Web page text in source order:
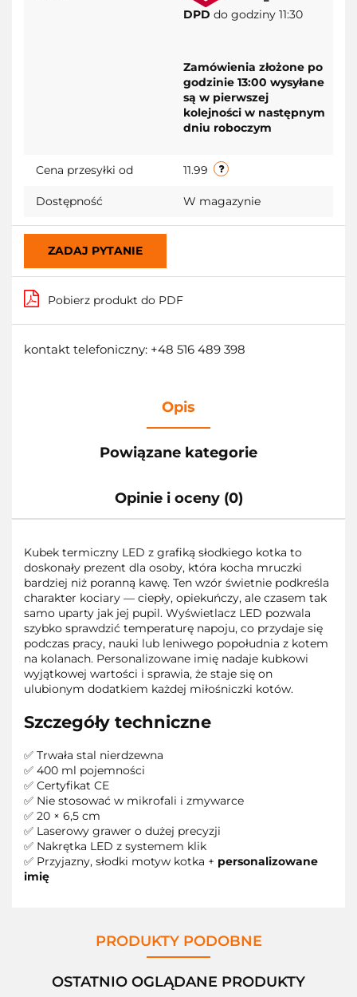
DPD do godziny 11:30
Zamówienia złożone po
godzinie 13:00 wysyłane
są w pierwszej
kolejności w następnym
dniu roboczym
Cena przesyłki od 11.99
Dostępność W magazynie
ZADAJ PYTANIE
Pobierz produkt do PDF
kontakt telefoniczny: +48 516 489 398
Opis
Powiązane kategorie
Opinie i oceny (0)
Kubek termiczny LED z grafiką słodkiego kotka to
doskonały prezent dla osoby, która kocha mruczki
bardziej niż poranną kawę. Ten wzór świetnie podkreśla
charakter kociary — ciepły, opiekuńczy, ale czasem tak
samo uparty jak jej pupil. Wyświetlacz LED pozwala
szybko sprawdzić temperaturę napoju, co przydaje się
podczas pracy, nauki lub leniwego popołudnia z kotem
na kolanach. Personalizowane imię nadaje kubkowi
wyjątkowej wartości i sprawia, że staje się on
ulubionym dodatkiem każdej miłośniczki kotów.
Szczegóły techniczne
✅ Trwała stal nierdzewna
✅ 400 ml pojemności
✅ Certyfikat CE
✅ Nie stosować w mikrofali i zmywarce
✅ 20 × 6,5 cm
✅ Laserowy grawer o dużej precyzji
✅ Nakrętka LED z systemem klik
✅ Przyjazny, słodki motyw kotka + personalizowane
imię
PRODUKTY PODOBNE
OSTATNIO OGLĄDANE PRODUKTY